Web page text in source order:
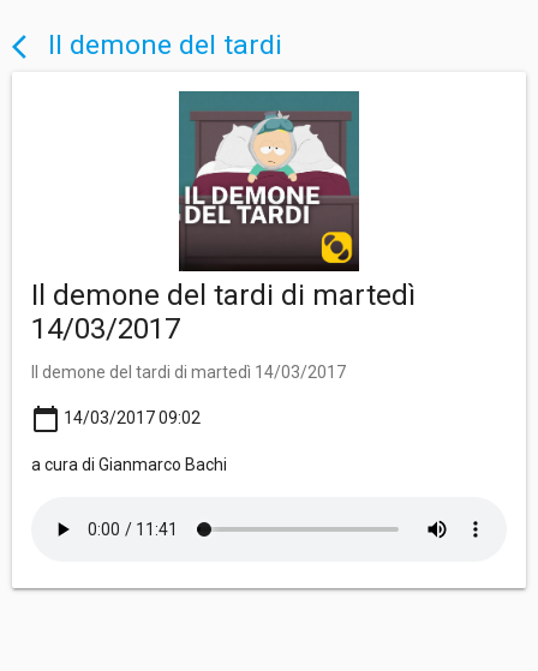
arrow_back_ios Il demone del tardi
Il demone del tardi di martedì
14/03/2017
Il demone del tardi di martedì 14/03/2017
calendar_today 14/03/2017 09:02
a cura di Gianmarco Bachi